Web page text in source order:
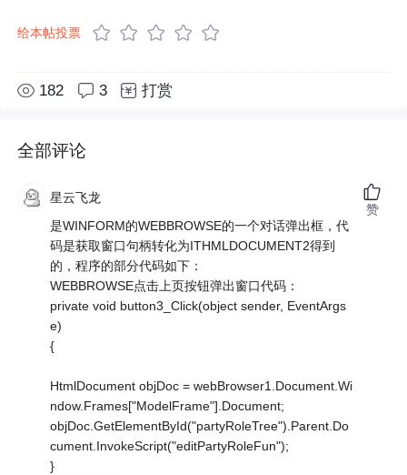
给本帖投票
182 3 打赏
全部评论
星云飞龙
是WINFORM的WEBBROWSE的一个对话弹出框，代
码是获取窗口句柄转化为ITHMLDOCUMENT2得到
的，程序的部分代码如下：
WEBBROWSE点击上页按钮弹出窗口代码：
private void button3_Click(object sender, EventArgs
e)
{
HtmlDocument objDoc = webBrowser1.Document.Wi
ndow.Frames["ModelFrame"].Document;
objDoc.GetElementById("partyRoleTree").Parent.Do
cument.InvokeScript("editPartyRoleFun");
}
赞